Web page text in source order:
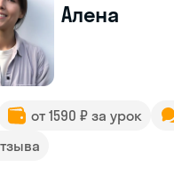
Алена
от 1590 ₽ за урок